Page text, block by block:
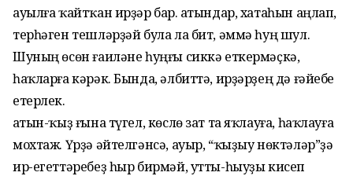
ауылға ҡайтҡан ирҙәр бар. Ҡатындар, хатаһын аңлап,
терһәген тешләрҙәй була ла бит, әммә һуң шул.
Шуның өсөн ғаиләне һуңғы сиккә еткермәҫкә,
һаҡларға кәрәк. Бында, әлбиттә, ирҙәрҙең дә ғәйебе
етерлек.
Ҡатын-ҡыҙ ғына түгел, көслө зат та яҡлауға, һаҡлауға
мохтаж. Үрҙә әйтелгәнсә, ауыр, “ҡыҙыу нөктәләр”ҙә
ир-егеттәребеҙ һыр бирмәй, утты-һыуҙы кисеп